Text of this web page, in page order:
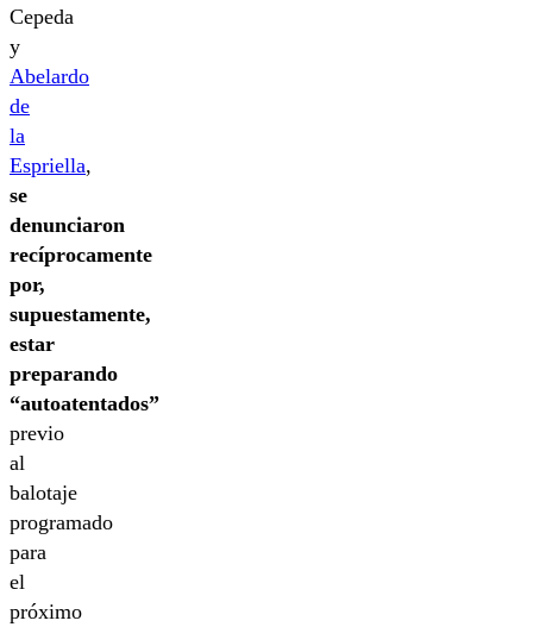
Cepeda
y
Abelardo
de
la
Espriella,
se
denunciaron
recíprocamente
por,
supuestamente,
estar
preparando
“autoatentados”
previo
al
balotaje
programado
para
el
próximo